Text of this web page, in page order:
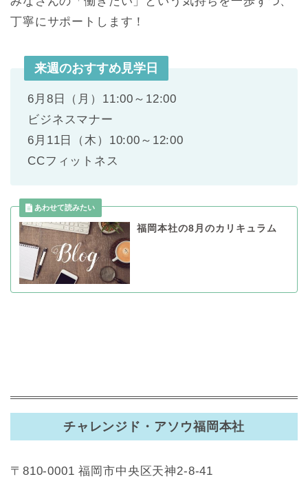
丁寧にサポートします！
来週のおすすめ見学日
6月8日（月）11:00～12:00
ビジネスマナー
6月11日（木）10:00～12:00
CCフィットネス
福岡本社の8月のカリキュラム
チャレンジド・アソウ福岡本社
〒810-0001 福岡市中央区天神2-8-41